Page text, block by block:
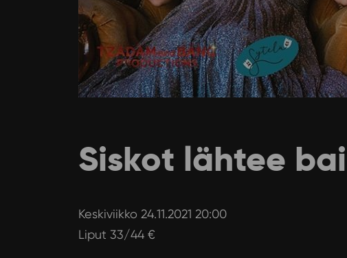
Siskot lähtee
Keskiviikko 24.11.2021 20:00
Liput 33/44 €